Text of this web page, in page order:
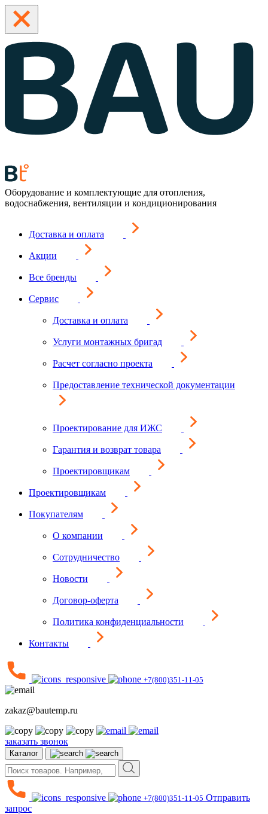
Оборудование и комплектующие для отопления,
водоснабжения, вентиляции и кондиционирования
Доставка и оплата
Акции
Все бренды
Сервис
Доставка и оплата
Услуги монтажных бригад
Расчет согласно проекта
Предоставление технической документации
Проектирование для ИЖС
Гарантия и возврат товара
Проектировщикам
Проектировщикам
Покупателям
О компании
Сотрудничество
Новости
Договор-оферта
Политика конфиденциальности
Контакты
+7(800)351-11-05
zakaz@bautemp.ru
заказать звонок
Каталог
+7(800)351-11-05 Отправить
запрос